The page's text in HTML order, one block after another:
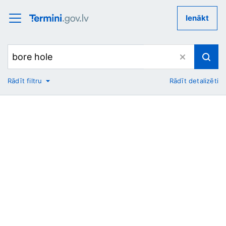
Ienākt
No
Rādīt filtru Rādīt detalizēti